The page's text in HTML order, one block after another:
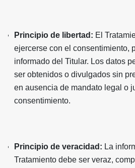
Principio de libertad: El
ejercerse con el consentimiento,
informado del Titular. Los datos
ser obtenidos o divulgados sin
en ausencia de mandato legal o
consentimiento.
Principio de veracidad: La
Tratamiento debe ser veraz,